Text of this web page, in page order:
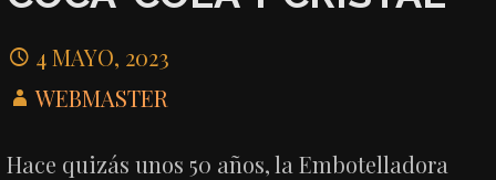
4 MAYO, 2023
WEBMASTER
Hace quizás unos 50 años, la Embotelladora